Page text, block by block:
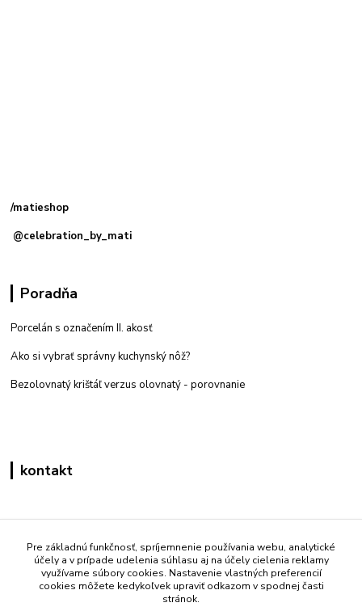
/matieshop
@celebration_by_mati
Poradňa
Porcelán s označením II. akosť
Ako si vybrať správny kuchynský nôž?
Bezolovnatý krištáľ verzus olovnatý - porovnanie
kontakt
+421 908 861 051
(Po - Pia 7:30-15:30)
info@mati.sk
Pre základnú funkčnosť, spríjemnenie používania webu, analytické
účely a v prípade udelenia súhlasu aj na účely cielenia reklamy
využívame súbory cookies. Nastavenie vlastných preferencií
cookies môžete kedykoľvek upraviť odkazom v spodnej časti
stránok.